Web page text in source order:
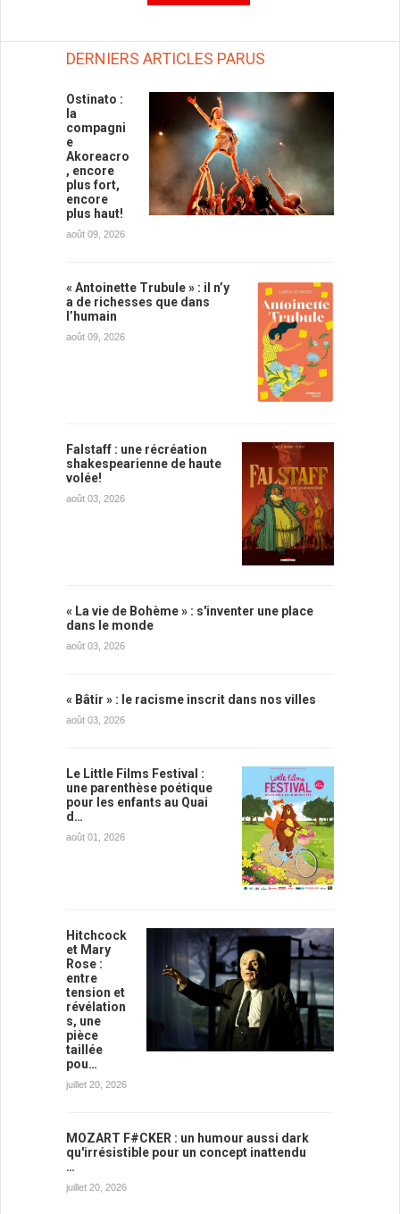
DERNIERS ARTICLES PARUS
Ostinato :
la
compagni
e
Akoreacro
, encore
plus fort,
encore
plus haut!
août 09, 2026
« Antoinette Trubule » : il n’y
a de richesses que dans
l’humain
août 09, 2026
Falstaff : une récréation
shakespearienne de haute
volée!
août 03, 2026
« La vie de Bohème » : s'inventer une place
dans le monde
août 03, 2026
« Bâtir » : le racisme inscrit dans nos villes
août 03, 2026
Le Little Films Festival :
une parenthèse poétique
pour les enfants au Quai
d…
août 01, 2026
Hitchcock
et Mary
Rose :
entre
tension et
révélation
s, une
pièce
taillée
pou…
juillet 20, 2026
MOZART F#CKER : un humour aussi dark
qu'irrésistible pour un concept inattendu
…
juillet 20, 2026